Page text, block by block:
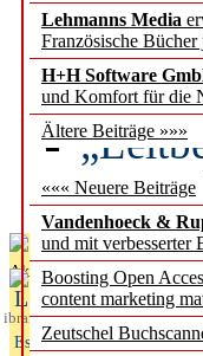
Lehmanns Media
Französische
H+H Software
und Komfort für die
Ältere Beiträge »»»
««« Neuere Beiträge
Vandenhoeck &
und mit verbesserter
Boosting Open
content marketing
Zeutschel
des
Aktuelles aus
L
ibrary
Essentials